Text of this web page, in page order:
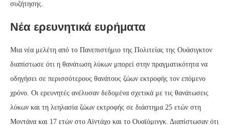
συζήτησης.
Νέα ερευνητικά ευρήματα
Μια νέα μελέτη από το Πανεπιστήμιο της Πολιτείας της Ουάσιγκτον
διαπίστωσε ότι η θανάτωση λύκων μπορεί στην πραγματικότητα να
οδηγήσει σε περισσότερους θανάτους ζώων εκτροφής τον επόμενο
χρόνο. Οι ερευνητές ανέλυσαν δεδομένα σχετικά με τις θανάτωσεις
λύκων και τη λεηλασία ζώων εκτροφής σε διάστημα 25 ετών στη
Μοντάνα και 17 ετών στο Αϊντάχο και το Ουαϊόμινγκ. Διαπίστωσαν ότι